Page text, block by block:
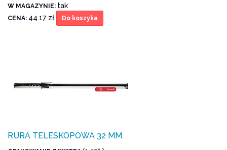
W MAGAZYNIE: tak
CENA: 44.17 zł Do koszyka
RURA TELESKOPOWA 32 MM.